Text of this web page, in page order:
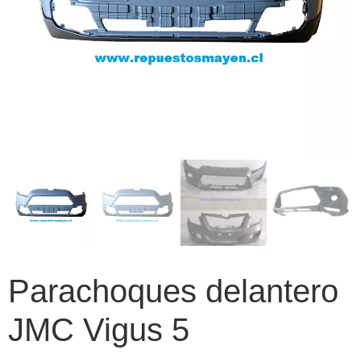
Parachoques delantero
JMC Vigus 5